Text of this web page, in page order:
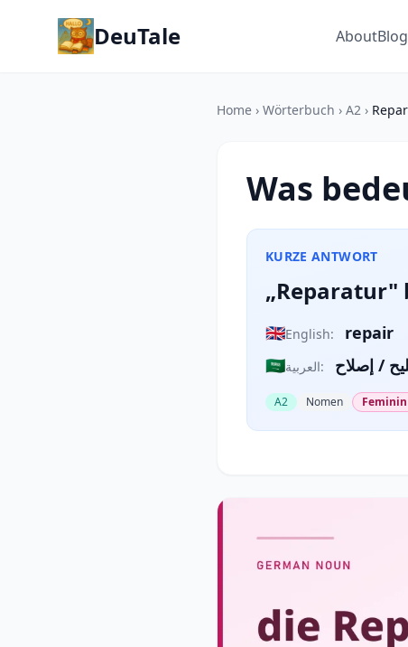
DeuTale AboutBlog
Home › Wörterbuch › A2 ›
Was
KURZE ANTWORT
„Reparatur"
🇬🇧English:
repair
🇸🇦
العربية: / إصلاح
A2 Nomen